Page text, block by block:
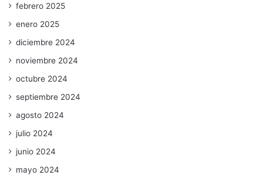
febrero 2025
enero 2025
diciembre 2024
noviembre 2024
octubre 2024
septiembre 2024
agosto 2024
julio 2024
junio 2024
mayo 2024